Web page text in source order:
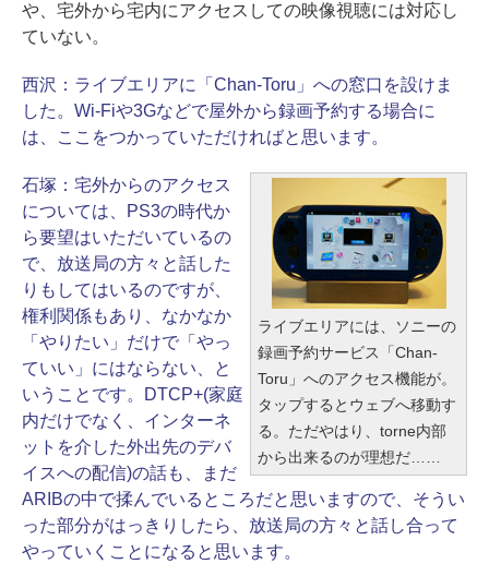
や、宅外から宅内にアクセスしての映像視聴には対応し
ていない。
西沢： ライブエリアに「Chan-Toru」への窓口を設けま
した。Wi-Fiや3Gなどで屋外から録画予約する場合に
は、ここをつかっていただければと思います。
ライブエリアには、ソニーの
録画予約サービス「Chan-
Toru」へのアクセス機能が。
タップするとウェブへ移動す
る。ただやはり、torne内部
から出来るのが理想だ……
石塚： 宅外からのアクセス
については、PS3の時代か
ら要望はいただいているの
で、放送局の方々と話した
りもしてはいるのですが、
権利関係もあり、なかなか
「やりたい」だけで「やっ
ていい」にはならない、と
いうことです。DTCP+(家庭
内だけでなく、インターネ
ットを介した外出先のデバ
イスへの配信)の話も、まだ
ARIBの中で揉んでいるところだと思いますので、そうい
った部分がはっきりしたら、放送局の方々と話し合って
やっていくことになると思います。